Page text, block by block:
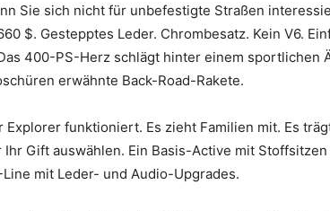
Sie sich nicht für unbefestigte Straßen
$. Gestepptes Leder. Chrombesatz. Kein V6.
400-PS-Herz schlägt hinter einem sportlichen
erwähnte Back-Road-Rakete.
Explorer funktioniert. Es zieht Familien mit. Es
Ihr Gift auswählen. Ein Basis-Active mit
Line mit Leder- und Audio-Upgrades.